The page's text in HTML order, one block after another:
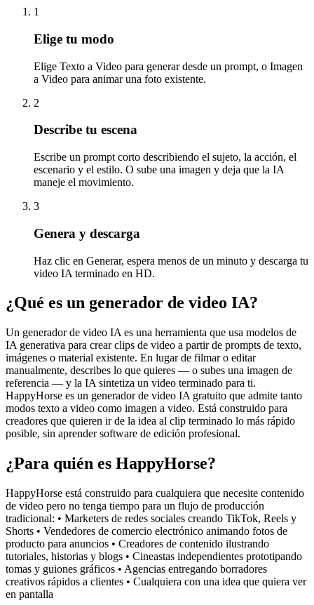
1
Elige tu modo
Elige Texto a Video para generar desde un prompt, o Imagen
a Video para animar una foto existente.
2
Describe tu escena
Escribe un prompt corto describiendo el sujeto, la acción, el
escenario y el estilo. O sube una imagen y deja que la IA
maneje el movimiento.
3
Genera y descarga
Haz clic en Generar, espera menos de un minuto y descarga tu
video IA terminado en HD.
¿Qué es un generador de video IA?
Un generador de video IA es una herramienta que usa modelos de
IA generativa para crear clips de video a partir de prompts de texto,
imágenes o material existente. En lugar de filmar o editar
manualmente, describes lo que quieres — o subes una imagen de
referencia — y la IA sintetiza un video terminado para ti.
HappyHorse es un generador de video IA gratuito que admite tanto
modos texto a video como imagen a video. Está construido para
creadores que quieren ir de la idea al clip terminado lo más rápido
posible, sin aprender software de edición profesional.
¿Para quién es HappyHorse?
HappyHorse está construido para cualquiera que necesite contenido
de video pero no tenga tiempo para un flujo de producción
tradicional: • Marketers de redes sociales creando TikTok, Reels y
Shorts • Vendedores de comercio electrónico animando fotos de
producto para anuncios • Creadores de contenido ilustrando
tutoriales, historias y blogs • Cineastas independientes prototipando
tomas y guiones gráficos • Agencias entregando borradores
creativos rápidos a clientes • Cualquiera con una idea que quiera ver
en pantalla